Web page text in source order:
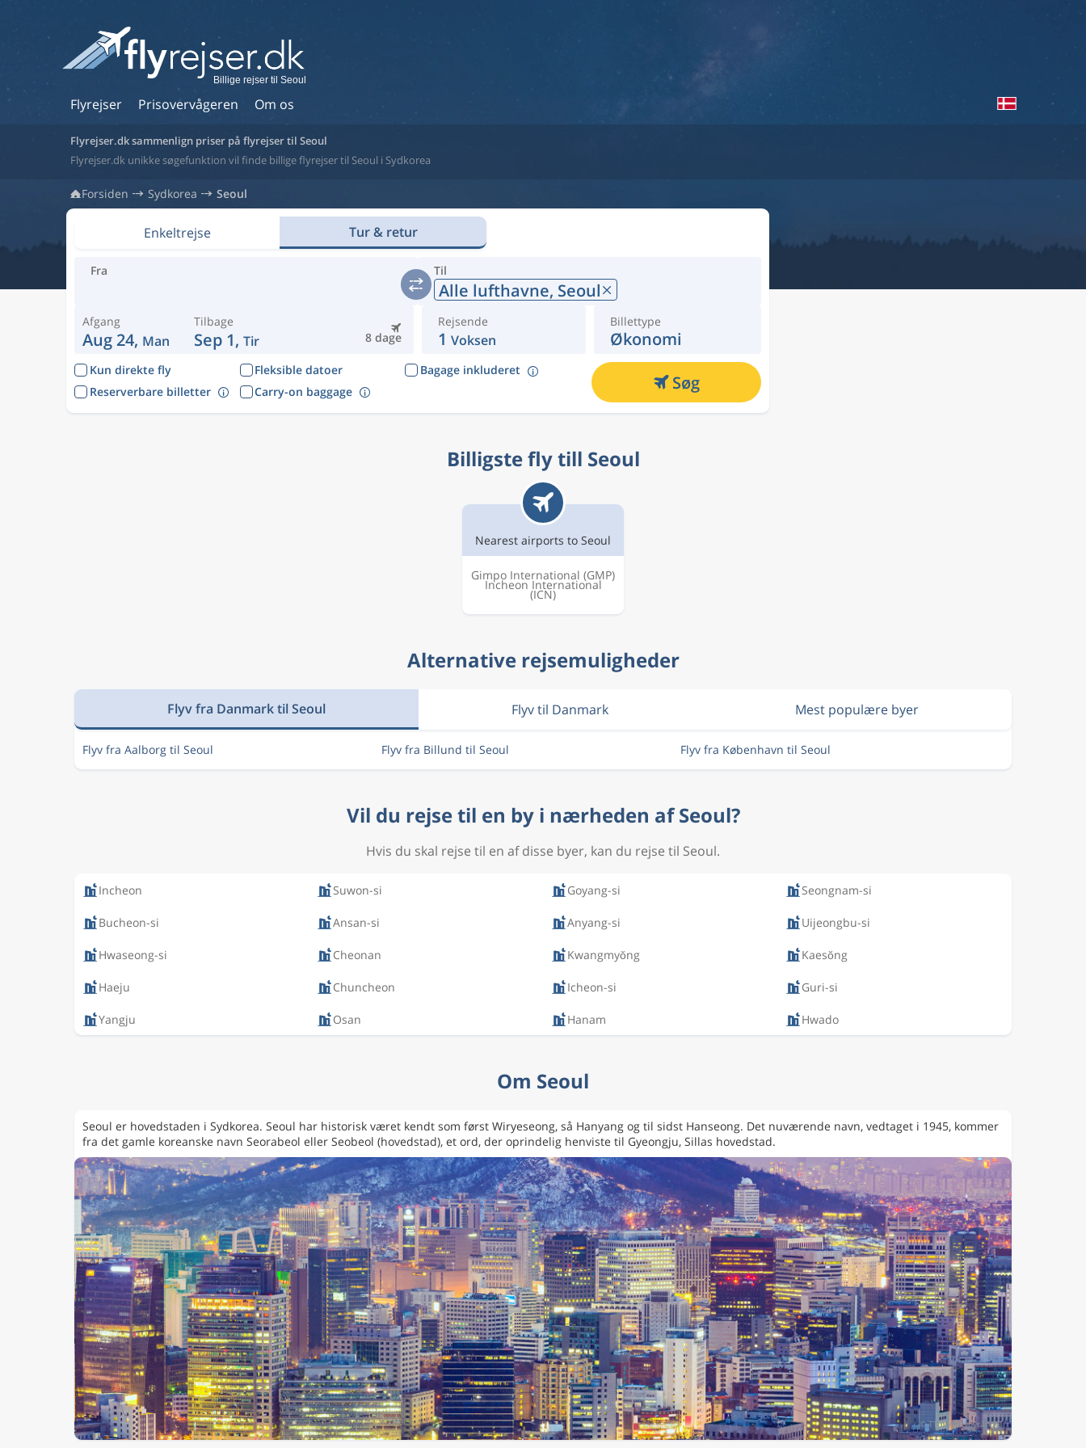
Flyrejser Prisovervågeren Om os
Billige rejser til Seoul
Flyrejser.dk sammenlign priser på flyrejser til Seoul
Flyrejser.dk unikke søgefunktion vil finde billige flyrejser til Seoul i Sydkorea
Forsiden Sydkorea Seoul
Enkeltrejse Tur & retur
Fra Til
Alle lufthavne, Seoul
Afgang
Aug 24, Man 8 dage
Tilbage
Sep 1, Tir
Rejsende
1 Voksen
Billettype
Økonomi
Kun direkte fly Fleksible datoer
Bagage inkluderet
Reserverbare billetter
Carry-on baggage Søg
Billigste fly till Seoul
Nearest airports to Seoul
Gimpo International (GMP)
Incheon International
(ICN)
Alternative rejsemuligheder
Flyv fra Danmark til Seoul Flyv til Danmark Mest populære byer
Flyv fra Aalborg til Seoul Flyv fra Billund til Seoul Flyv fra København til Seoul
Vil du rejse til en by i nærheden af Seoul?
Hvis du skal rejse til en af disse byer, kan du rejse til Seoul.
Incheon Suwon-si Goyang-si Seongnam-si
Bucheon-si Ansan-si Anyang-si Uijeongbu-si
Hwaseong-si Cheonan Kwangmyŏng Kaesŏng
Haeju Chuncheon Icheon-si Guri-si
Yangju Osan Hanam Hwado
Om Seoul
Seoul er hovedstaden i Sydkorea. Seoul har historisk været kendt som først Wiryeseong, så Hanyang og til sidst Hanseong. Det nuværende navn, vedtaget i 1945, kommer
fra det gamle koreanske navn Seorabeol eller Seobeol (hovedstad), et ord, der oprindelig henviste til Gyeongju, Sillas hovedstad.